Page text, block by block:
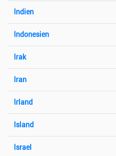
Indien
Indonesien
Irak
Iran
Irland
Island
Israel